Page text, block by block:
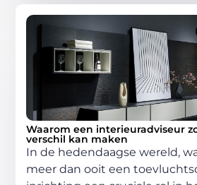
Waarom een interieuradviseur
verschil kan maken
In de hedendaagse wereld,
meer dan ooit een